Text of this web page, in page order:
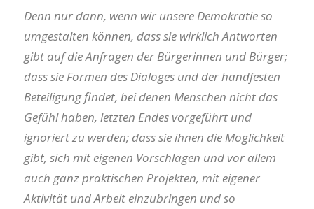
Denn nur dann, wenn wir unsere Demokratie so
umgestalten können, dass sie wirklich Antworten
gibt auf die Anfragen der Bürgerinnen und Bürger;
dass sie Formen des Dialoges und der handfesten
Beteiligung findet, bei denen Menschen nicht das
Gefühl haben, letzten Endes vorgeführt und
ignoriert zu werden; dass sie ihnen die Möglichkeit
gibt, sich mit eigenen Vorschlägen und vor allem
auch ganz praktischen Projekten, mit eigener
Aktivität und Arbeit einzubringen und so